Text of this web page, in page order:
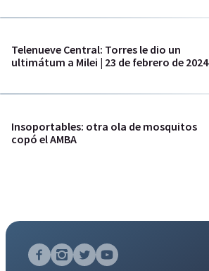
Telenueve Central: Torres le dio un
ultimátum a Milei | 23 de febrero de 2024
Insoportables: otra ola de mosquitos
copó el AMBA